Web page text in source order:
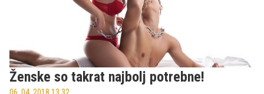
Ženske so takrat najbolj potrebne!
06. 04. 2018 13.32